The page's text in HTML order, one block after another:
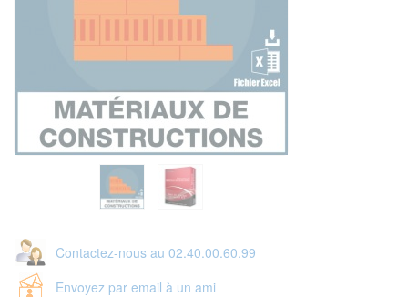
Contactez-nous au 02.40.00.60.99
Envoyez par email à un ami